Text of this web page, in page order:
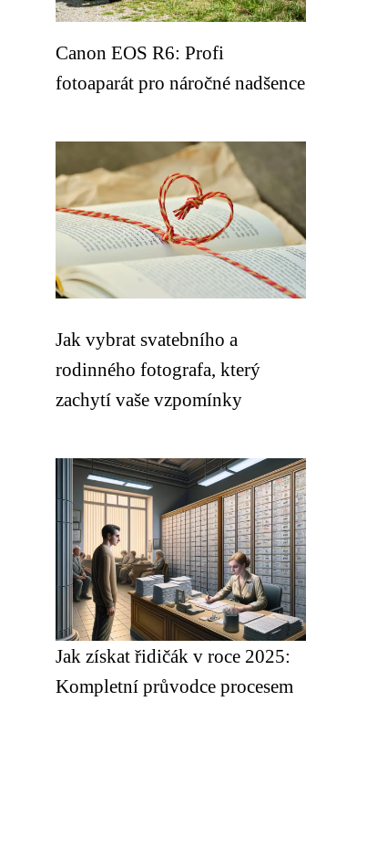
Canon EOS R6: Profi
fotoaparát pro náročné nadšence
Jak vybrat svatebního a
rodinného fotografa, který
zachytí vaše vzpomínky
Jak získat řidičák v roce 2025:
Kompletní průvodce procesem